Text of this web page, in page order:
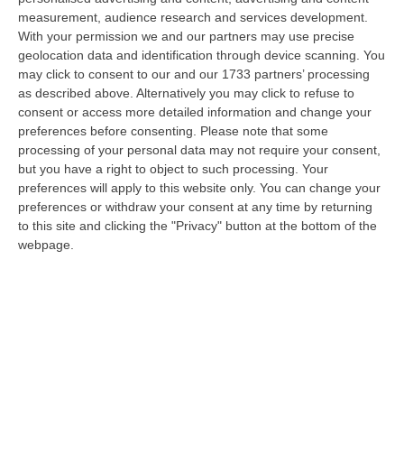
measurement, audience research and services development.
With your permission we and our partners may use precise
geolocation data and identification through device scanning. You
may click to consent to our and our 1733 partners’ processing
as described above. Alternatively you may click to refuse to
consent or access more detailed information and change your
preferences before consenting. Please note that some
processing of your personal data may not require your consent,
but you have a right to object to such processing. Your
preferences will apply to this website only. You can change your
preferences or withdraw your consent at any time by returning
to this site and clicking the "Privacy" button at the bottom of the
webpage.
Alecci contro la diffusione di nuovi
impianti eolici: «Fermiamoci finché siamo
in tempo»
Il consigliere regionale dem presenta una
proposta di legge per sospendere le
autorizzazioni: «Numeri allarmanti»
Pubblicato il: 26/08/24 – 10:55